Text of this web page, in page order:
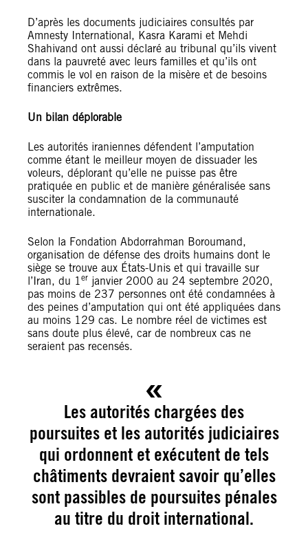
D’après les documents judiciaires consultés par
Amnesty International, Kasra Karami et Mehdi
Shahivand ont aussi déclaré au tribunal qu’ils vivent
dans la pauvreté avec leurs familles et qu’ils ont
commis le vol en raison de la misère et de besoins
financiers extrêmes.
Un bilan déplorable
Les autorités iraniennes défendent l’amputation
comme étant le meilleur moyen de dissuader les
voleurs, déplorant qu’elle ne puisse pas être
pratiquée en public et de manière généralisée sans
susciter la condamnation de la communauté
internationale.
Selon la Fondation Abdorrahman Boroumand,
organisation de défense des droits humains dont le
siège se trouve aux États-Unis et qui travaille sur
l’Iran, du 1er janvier 2000 au 24 septembre 2020,
pas moins de 237 personnes ont été condamnées à
des peines d’amputation qui ont été appliquées dans
au moins 129 cas. Le nombre réel de victimes est
sans doute plus élevé, car de nombreux cas ne
seraient pas recensés.
Les autorités chargées des
poursuites et les autorités judiciaires
qui ordonnent et exécutent de tels
châtiments devraient savoir qu’elles
sont passibles de poursuites pénales
au titre du droit international.